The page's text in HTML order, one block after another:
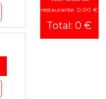
restaurante: 0,00 €
Total: 0 €